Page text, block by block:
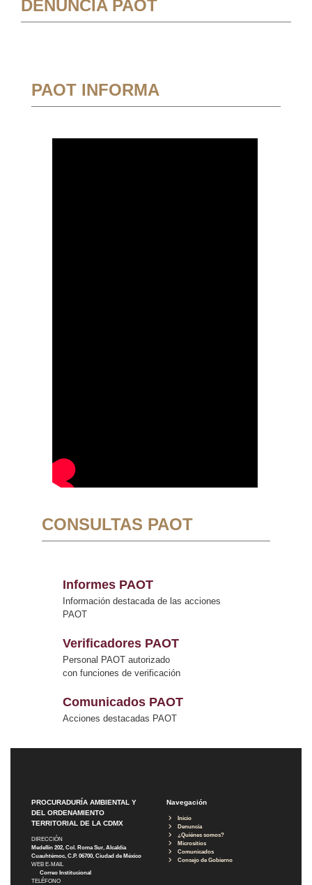
DENUNCIA PAOT
PAOT INFORMA
CONSULTAS PAOT
Informes PAOT
Información destacada de las acciones
PAOT
Verificadores PAOT
Personal PAOT autorizado
con funciones de verificación
Comunicados PAOT
Acciones destacadas PAOT
PROCURADURÍA AMBIENTAL Y
DEL ORDENAMIENTO
TERRITORIAL DE LA CDMX
DIRECCIÓN
Medellín 202, Col. Roma Sur, Alcaldía
Cuauhtémoc, C.P. 06700, Ciudad de México
WEB E-MAIL
Correo Institucional
TELÉFONO
Navegación
Inicio
Denuncia
¿Quiénes somos?
Micrositios
Comunicados
Consejo de Gobierno